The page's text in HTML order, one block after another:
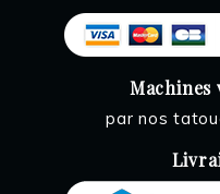
Machines
par nos